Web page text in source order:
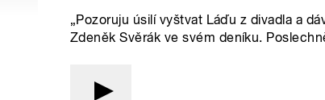
„Pozoruju úsilí vyštvat Láďu z divadla a
Zdeněk Svěrák ve svém deníku.